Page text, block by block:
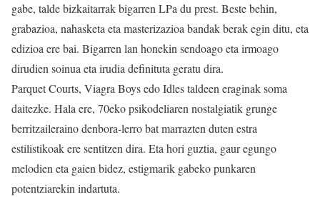
gabe, talde bizkaitarrak bigarren LPa du prest. Beste behin,
grabazioa, nahasketa eta masterizazioa bandak berak egin ditu, eta
edizioa ere bai. Bigarren lan honekin sendoago eta irmoago
dirudien soinua eta irudia definituta geratu dira.
Parquet Courts, Viagra Boys edo Idles taldeen eraginak soma
daitezke. Hala ere, 70eko psikodeliaren nostalgiatik grunge
berritzaileraino denbora-lerro bat marrazten duten estra
estilistikoak ere sentitzen dira. Eta hori guztia, gaur egungo
melodien eta gaien bidez, estigmarik gabeko punkaren
potentziarekin indartuta.